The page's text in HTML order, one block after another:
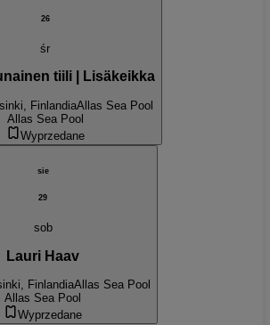
26
śr
tiili | Lisäkeikka
FinlandiaAllas Sea Pool
Allas Sea Pool
Wyprzedane
sie
29
sob
Lauri Haav
FinlandiaAllas Sea Pool
Allas Sea Pool
Wyprzedane